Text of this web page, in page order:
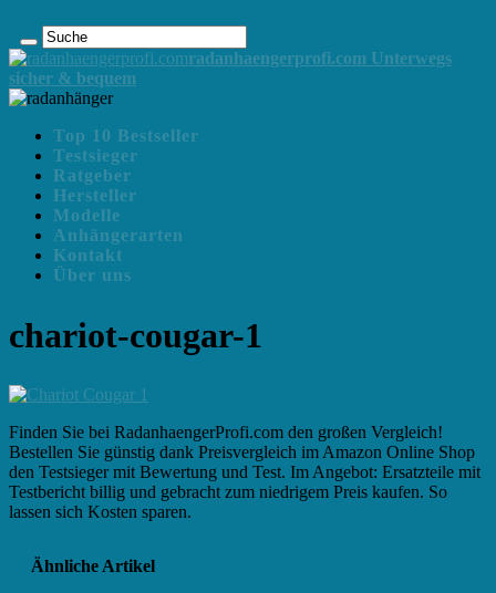
radanhaengerprofi.com Unterwegs
sicher & bequem
Top 10 Bestseller
Testsieger
Ratgeber
Hersteller
Modelle
Anhängerarten
Kontakt
Über uns
chariot-cougar-1
Finden Sie bei RadanhaengerProfi.com den großen Vergleich!
Bestellen Sie günstig dank Preisvergleich im Amazon Online Shop
den Testsieger mit Bewertung und Test. Im Angebot: Ersatzteile mit
Testbericht billig und gebracht zum niedrigem Preis kaufen. So
lassen sich Kosten sparen.
Ähnliche Artikel